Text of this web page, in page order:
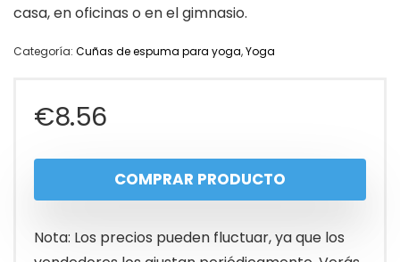
casa, en oficinas o en el gimnasio.
Categoría: Cuñas de espuma para yoga,Yoga
€8.56
COMPRAR PRODUCTO
Nota: Los precios pueden fluctuar, ya que los